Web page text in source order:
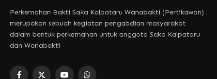
Perkemahan Bakti Saka Kalpataru Wanabakti (Pertikawan)
merupakan sebuah kegiatan pengabdian masyarakat
dalam bentuk perkemahan untuk anggota Saka Kalpataru
dan Wanabakti